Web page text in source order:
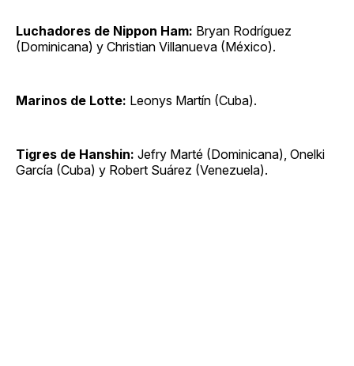
Luchadores de Nippon Ham: Bryan Rodríguez
(Dominicana) y Christian Villanueva (México).
Marinos de Lotte: Leonys Martín (Cuba).
Tigres de Hanshin: Jefry Marté (Dominicana), Onelki
García (Cuba) y Robert Suárez (Venezuela).